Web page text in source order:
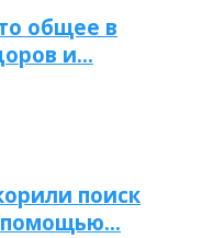
общее в
и…
поиск
помощью…